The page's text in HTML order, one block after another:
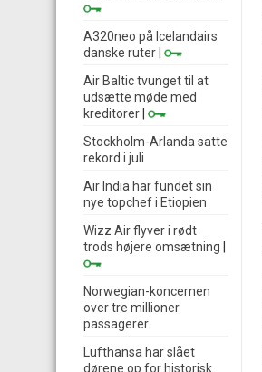
A320neo på Icelandairs
danske ruter
Air Baltic tvunget til at
udsætte møde med
kreditorer
Stockholm-Arlanda satte
rekord i juli
Air India har fundet sin
nye topchef i Etiopien
Wizz Air flyver i rødt
trods højere omsætning
Norwegian-koncernen
over tre millioner
passagerer
Lufthansa har slået
dørene op for historisk